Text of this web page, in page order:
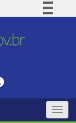
BR
Toggle